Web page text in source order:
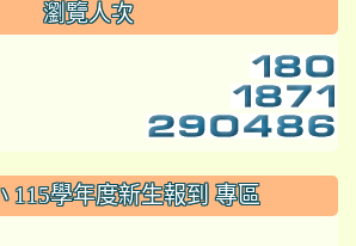
瀏覽人次
115學年度新生報到 專區